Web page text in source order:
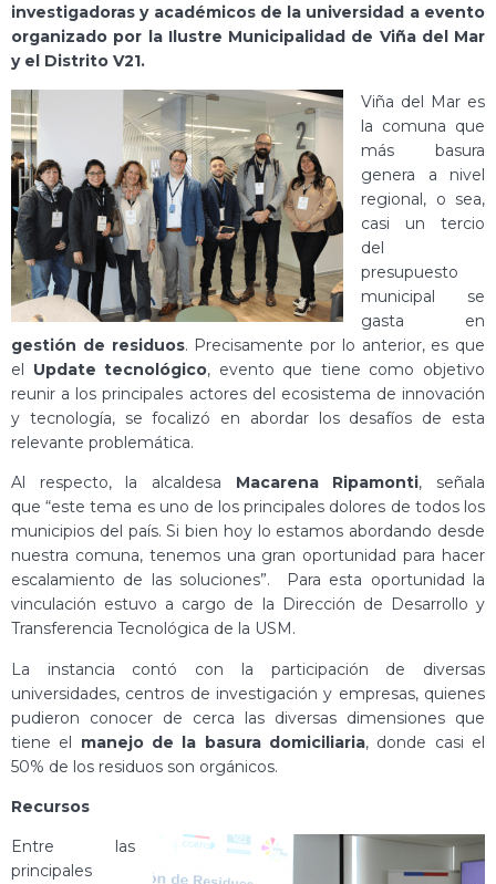
investigadoras y académicos de la universidad a evento
organizado por la Ilustre Municipalidad de Viña del Mar
y el Distrito V21.
Viña del Mar es
la comuna que
más basura
genera a nivel
regional, o sea,
casi un tercio
del
presupuesto
municipal se
gasta en
gestión de residuos. Precisamente por lo anterior, es que
el Update tecnológico, evento que tiene como objetivo
reunir a los principales actores del ecosistema de innovación
y tecnología, se focalizó en abordar los desafíos de esta
relevante problemática.
Al respecto, la alcaldesa Macarena Ripamonti, señala
que “este tema es uno de los principales dolores de todos los
municipios del país. Si bien hoy lo estamos abordando desde
nuestra comuna, tenemos una gran oportunidad para hacer
escalamiento de las soluciones”. Para esta oportunidad la
vinculación estuvo a cargo de la Dirección de Desarrollo y
Transferencia Tecnológica de la USM.
La instancia contó con la participación de diversas
universidades, centros de investigación y empresas, quienes
pudieron conocer de cerca las diversas dimensiones que
tiene el manejo de la basura domiciliaria, donde casi el
50% de los residuos son orgánicos.
Recursos
Entre las
principales